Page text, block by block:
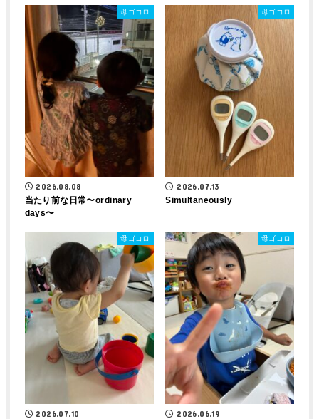
母ゴコロ
2026.08.08
当たり前な日常〜ordinary
days〜
母ゴコロ
2026.07.13
Simultaneously
母ゴコロ
2026.07.10
母ゴコロ
2026.06.19